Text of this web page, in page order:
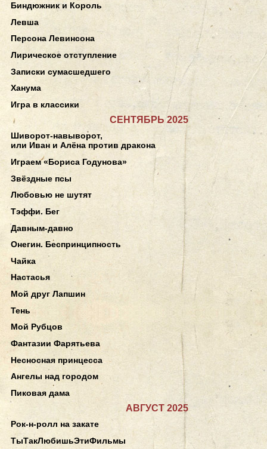
Биндюжник и Король
Левша
Персона Левинсона
Лирическое отступление
Записки сумасшедшего
Ханума
Игра в классики
СЕНТЯБРЬ 2025
Шиворот-навыворот,
или Иван и Алёна против дракона
Играем «Бориса Годунова»
Звёздные псы
Любовью не шутят
Тэффи. Бег
Давным-давно
Онегин. Беспринципность
Чайка
Настасья
Мой друг Лапшин
Тень
Мой Рубцов
Фантазии Фарятьева
Несносная принцесса
Ангелы над городом
Пиковая дама
АВГУСТ 2025
Рок-н-ролл на закате
ТыТакЛюбишьЭтиФильмы